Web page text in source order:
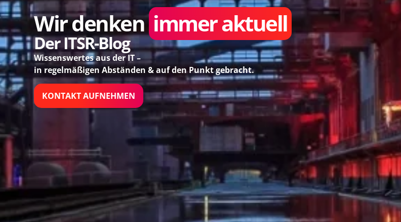
Wir denken immer aktuell
Der ITSR-Blog
Wissenswertes aus der IT –
in regelmäßigen Abständen & auf den Punkt gebracht.
KONTAKT AUFNEHMEN